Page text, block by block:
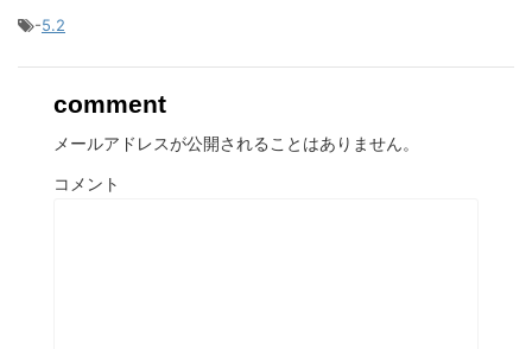
-5.2
comment
メールアドレスが公開されることはありません。
コメント